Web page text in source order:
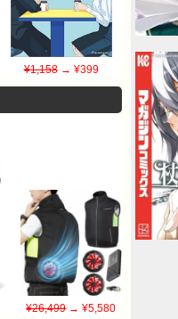
¥1,158→ ¥399
¥26,499→ ¥5,580